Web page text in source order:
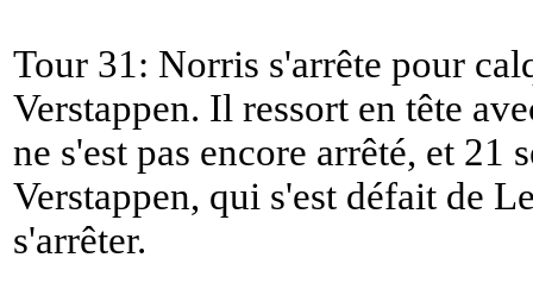
Tour 31: Norris s'arrête pour
Verstappen. Il ressort en tête
ne s'est pas encore arrêté, et 21
Verstappen, qui s'est défait de
s'arrêter.